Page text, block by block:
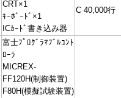
CRT×1
ｷｰﾎﾞｰﾄﾞ×1
ICｶｰﾄﾞ書き込み器
C 40,000行
富士ﾌﾟﾛｸﾞﾗﾏﾌﾞﾙｺﾝﾄ
ﾛｰﾗ
MICREX-
FF120H(制御装置)
F80H(模擬試験装置)